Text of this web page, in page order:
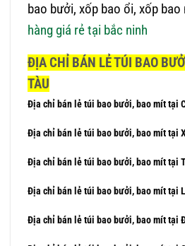
bao bưởi, xốp bao ổi, xốp bao
hàng giá rẻ tại bắc ninh
ĐỊA CHỈ BÁN LẺ TÚI BAO
TÀU
Địa chỉ bán lẻ túi bao bưởi, bao mít tại
Địa chỉ bán lẻ túi bao bưởi, bao mít tại
Địa chỉ bán lẻ túi bao bưởi, bao mít tại
Địa chỉ bán lẻ túi bao bưởi, bao mít tại
Địa chỉ bán lẻ túi bao bưởi, bao mít tại